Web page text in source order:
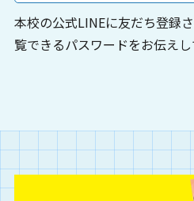
本校の公式LINEに友だち登録
覧できるパスワードをお伝えし